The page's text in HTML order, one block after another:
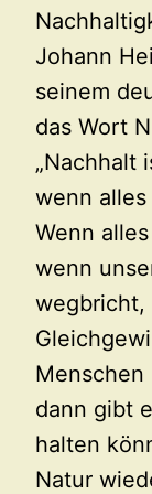
Johann
seinem
das Wort
„Nachhalt
wenn
Wenn
wenn
wegbricht,
Menschen
dann gibt
halten
Natur